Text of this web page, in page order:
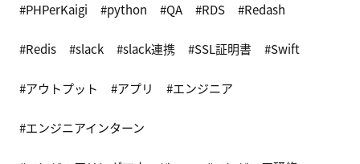
PHPerKaigi python QA RDS Redash
Redis slack slack連携 SSL証明書 Swift
アウトプット アプリ エンジニア
エンジニアインターン